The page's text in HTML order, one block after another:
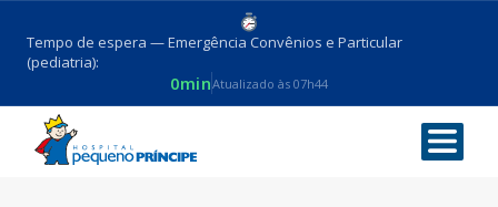
Tempo de espera — Emergência Convênios e Particular
(pediatria):
0minAtualizado às 07h44
TABLET